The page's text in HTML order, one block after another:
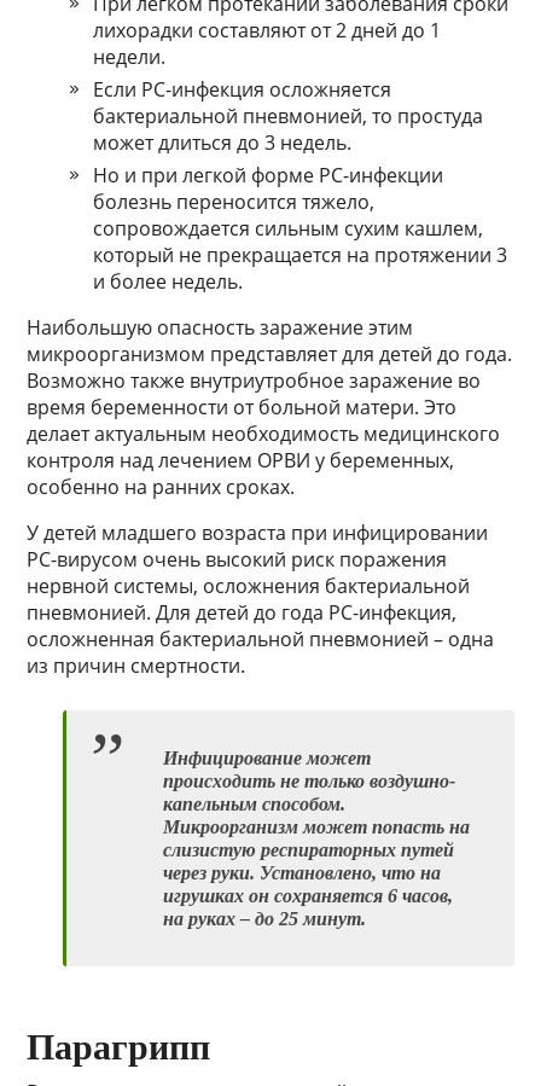
лихорадки составляют от 2 дней до 1
недели.
Если РС-инфекция осложняется
бактериальной пневмонией, то простуда
может длиться до 3 недель.
Но и при легкой форме РС-инфекции
болезнь переносится тяжело,
сопровождается сильным сухим кашлем,
который не прекращается на протяжении 3
и более недель.
Наибольшую опасность заражение этим
микроорганизмом представляет для детей до года.
Возможно также внутриутробное заражение во
время беременности от больной матери. Это
делает актуальным необходимость медицинского
контроля над лечением ОРВИ у беременных,
особенно на ранних сроках.
У детей младшего возраста при инфицировании
РС-вирусом очень высокий риск поражения
нервной системы, осложнения бактериальной
пневмонией. Для детей до года РС-инфекция,
осложненная бактериальной пневмонией – одна
из причин смертности.
Инфицирование может
происходить не только воздушно-
капельным способом.
Микроорганизм может попасть на
слизистую респираторных путей
через руки. Установлено, что на
игрушках он сохраняется 6 часов,
на руках – до 25 минут.
Парагрипп